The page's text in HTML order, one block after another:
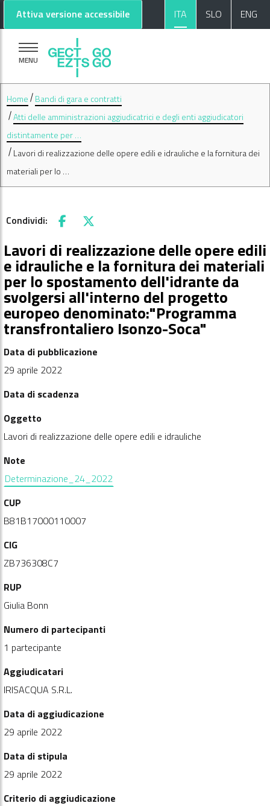
Vai al contenuto principale
Vai al footer
Attiva versione accessibile ITA SLO ENG
MENU
Home
Bandi di gara e contratti
Atti delle amministrazioni aggiudicatrici e degli enti aggiudicatori
distintamente per …
Lavori di realizzazione delle opere edili e idrauliche e la fornitura dei
materiali per lo …
Condividi: Facebook
X
Lavori di realizzazione delle opere edili
e idrauliche e la fornitura dei materiali
per lo spostamento dell'idrante da
svolgersi all'interno del progetto
europeo denominato:"Programma
transfrontaliero Isonzo-Soca"
Data di pubblicazione
29 aprile 2022
Data di scadenza
Oggetto
Lavori di realizzazione delle opere edili e idrauliche
Note
Determinazione_24_2022
CUP
B81B17000110007
CIG
ZB736308C7
RUP
Giulia Bonn
Numero di partecipanti
1 partecipante
Aggiudicatari
IRISACQUA S.R.L.
Data di aggiudicazione
29 aprile 2022
Data di stipula
29 aprile 2022
Criterio di aggiudicazione